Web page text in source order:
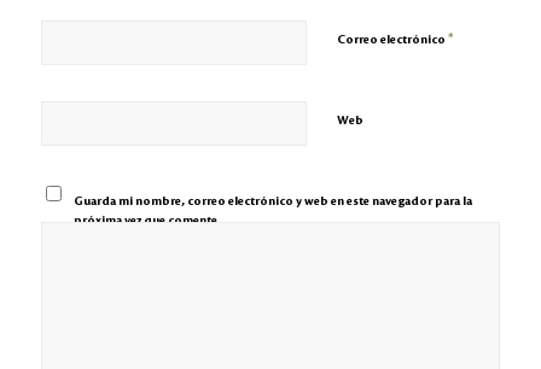
Correo electrónico *
Web
Guarda mi nombre, correo electrónico y web en este navegador para la
próxima vez que comente.